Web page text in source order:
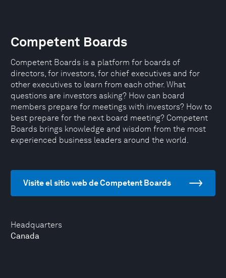
Headquarters
Canada
Competent Boards
Competent Boards is a platform for boards of
directors, for investors, for chief executives and for
other executives to learn from each other. What
questions are investors asking? How can board
members prepare for meetings with investors? How to
best prepare for the next board meeting? Competent
Boards brings knowledge and wisdom from the most
experienced business leaders around the world.
Visite el sitio web de Competent Boards